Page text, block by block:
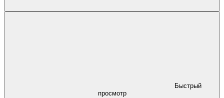
Быстрый
просмотр